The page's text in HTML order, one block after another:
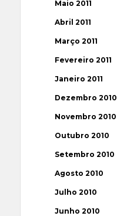
Maio 2011
Abril 2011
Março 2011
Fevereiro 2011
Janeiro 2011
Dezembro 2010
Novembro 2010
Outubro 2010
Setembro 2010
Agosto 2010
Julho 2010
Junho 2010